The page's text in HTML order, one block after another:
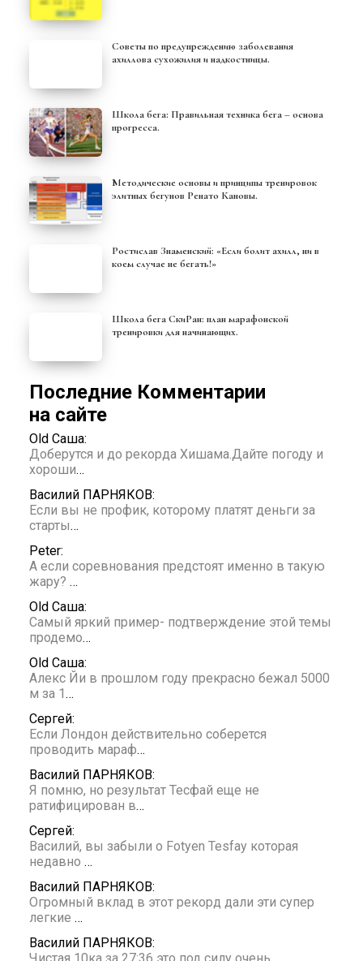
Советы по предупреждению заболевания
ахиллова сухожилия и надкостницы.
Школа бега: Правильная техника бега – основа
прогресса.
Методические основы и принципы тренировок
элитных бегунов Ренато Кановы.
Ростислав Знаменский: «Если болит ахилл, ни в
коем случае не бегать!»
Школа бега СкиРан: план марафонской
тренировки для начинающих.
Последние Комментарии
на сайте
Old Саша:
Доберутся и до рекорда Хишама.Дайте погоду и
хороши…
Василий ПАРНЯКОВ:
Если вы не профик, которому платят деньги за
старты…
Peter:
А если соревнования предстоят именно в такую
жару? …
Old Саша:
Самый яркий пример- подтверждение этой темы
продемо…
Old Саша:
Алекс Йи в прошлом году прекрасно бежал 5000
м за 1…
Сергей:
Если Лондон действительно соберется
проводить мараф…
Василий ПАРНЯКОВ:
Я помню, но результат Тесфай еще не
ратифицирован в…
Сергей:
Василий, вы забыли о Fotyen Tesfay которая
недавно …
Василий ПАРНЯКОВ:
Огромный вклад в этот рекорд дали эти супер
легкие …
Василий ПАРНЯКОВ: